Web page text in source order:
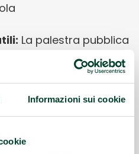
Informazioni sui cookie
La palestra pubblica
spazio spazi esterno
fisica e sportiva
vivere-
all-